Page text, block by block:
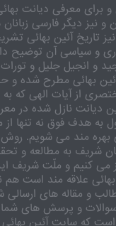
برای معرفی دیانت
نیز دیگر فارسی
آئین بهائی
و سیاسی آن توضیح
و انجیل جلیل و
بهائی مطرح شده و
از آیات الهی که
دیانت نازل شده در
به هدف فوق نه تنها از
مند می شویم. روش
به مطالعه و
کنیم و ملّت شریف
علاقه مند است هم
و مقاله های ارسالی
و پرسش های شما
که سایت آئین